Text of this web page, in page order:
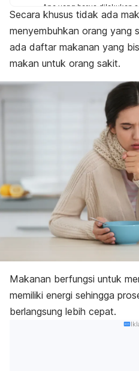
Apa yang harus dilakukan
Beragam makanan
sakit
Secara khusus tidak ada
menyembuhkan orang yang
ada daftar makanan yang
makan untuk orang sakit.
Makanan berfungsi untuk
memiliki energi sehingga
berlangsung lebih cepat.